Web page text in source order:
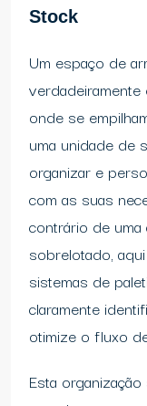
Stock
Um espaço de
onde se
uma unidade de
organizar e
com as suas
contrário de
sobrelotado,
sistemas de
claramente
otimize o fluxo
Esta